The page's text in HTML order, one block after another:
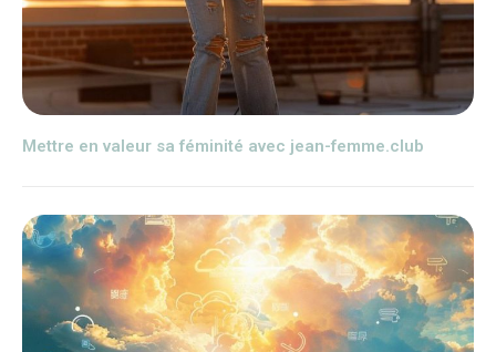
Mettre en valeur sa féminité avec jean-femme.club